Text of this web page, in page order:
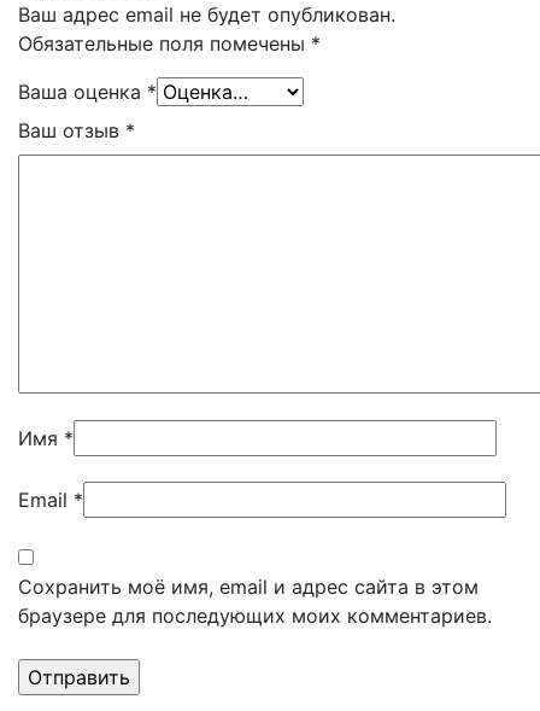
Ваш адрес email не будет опубликован.
Обязательные поля помечены *
Ваша оценка *
Ваш отзыв *
Имя *
Email *
Сохранить моё имя, email и адрес сайта в этом
браузере для последующих моих комментариев.